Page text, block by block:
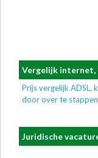
Vergelijk internet,
Prijs vergelijk ADSL,
door over te
Juridische